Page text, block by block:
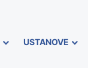
USTANOVE